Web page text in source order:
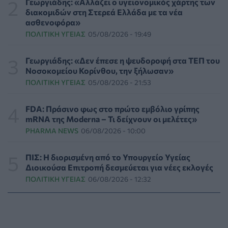
Συναγερμός στις ΗΠΑ για φονικό μύκητα που αντέχει
και στα φάρμακα
Πέθανε στα 26 της η influencer Σίντνεϊ Τάουλ που
μοιράστηκε επί τρία χρόνια τη μάχη της με σπάνιο
ΕΠΙΚΑΙΡΌΤΗΤΑ 07/08/2026 - 16:41
Απώλεια βάρους: Οι τρεις παράγοντες που κρίνουν το
ΔΙΑΤΡΟΦΉ 07/08/2026 - 16:16
Ο ΙΣΑ συνιστά τη λήψη σχολαστικών μέτρων ατομικής
προστασίας από τον ιό του Δυτικού Νείλου
διακομιδών στη Στερεά Ελλάδα με τα νέα
ασθενοφόρα»
ΠΟΛΙΤΙΚΉ ΥΓΕΊΑΣ 05/08/2026 - 19:49
Γεωργιάδης: «Δεν έπεσε η ψευδοροφή στα ΤΕΠ του
Νοσοκομείου Κορίνθου, την ξήλωσαν»
ΠΟΛΙΤΙΚΉ ΥΓΕΊΑΣ 05/08/2026 - 21:53
FDA: Πράσινο φως στο πρώτο εμβόλιο γρίπης
mRNA της Moderna – Τι δείχνουν οι μελέτες»
PHARMA NEWS 06/08/2026 - 10:00
ΠΙΣ: Η διορισμένη από το Υπουργείο Υγείας
Διοικούσα Επιτροπή δεσμεύεται για νέες εκλογές
ΠΟΛΙΤΙΚΉ ΥΓΕΊΑΣ 06/08/2026 - 12:32